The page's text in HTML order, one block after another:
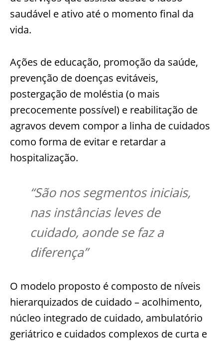
saudável e ativo até o momento final da
vida.
Ações de educação, promoção da saúde,
prevenção de doenças evitáveis,
postergação de moléstia (o mais
precocemente possível) e reabilitação de
agravos devem compor a linha de cuidados
como forma de evitar e retardar a
hospitalização.
“São nos segmentos iniciais,
nas instâncias leves de
cuidado, aonde se faz a
diferença”
O modelo proposto é composto de níveis
hierarquizados de cuidado – acolhimento,
núcleo integrado de cuidado, ambulatório
geriátrico e cuidados complexos de curta e